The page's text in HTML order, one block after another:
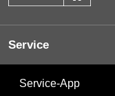
Service
Service-App